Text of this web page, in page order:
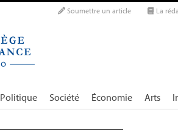
Soumettre un article La
Politique Société Économie Arts